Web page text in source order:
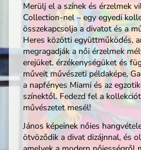
Merülj el a színek és érzelmek
Collection-nel – egy egyedi
összekapcsolja a divatot és a
Heres közötti együttműködés,
megragadják a női érzelmek
erejüket, érzékenységüket és
műveit művészeti példaképe,
a napfényes Miami és az
színektől. Fedezd fel a
művészetet mesél!
János képeinek nőies
ötvöződik a divat dizájnnal, és